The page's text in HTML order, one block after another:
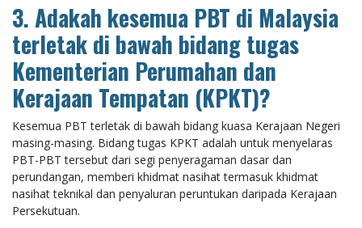
3. Adakah kesemua PBT di Malaysia
terletak di bawah bidang tugas
Kementerian Perumahan dan
Kerajaan Tempatan (KPKT)?
Kesemua PBT terletak di bawah bidang kuasa Kerajaan Negeri
masing-masing. Bidang tugas KPKT adalah untuk menyelaras
PBT-PBT tersebut dari segi penyeragaman dasar dan
perundangan, memberi khidmat nasihat termasuk khidmat
nasihat teknikal dan penyaluran peruntukan daripada Kerajaan
Persekutuan.